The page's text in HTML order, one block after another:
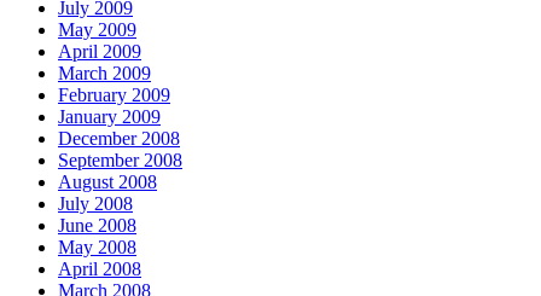
July 2009
May 2009
April 2009
March 2009
February 2009
January 2009
December 2008
September 2008
August 2008
July 2008
June 2008
May 2008
April 2008
March 2008